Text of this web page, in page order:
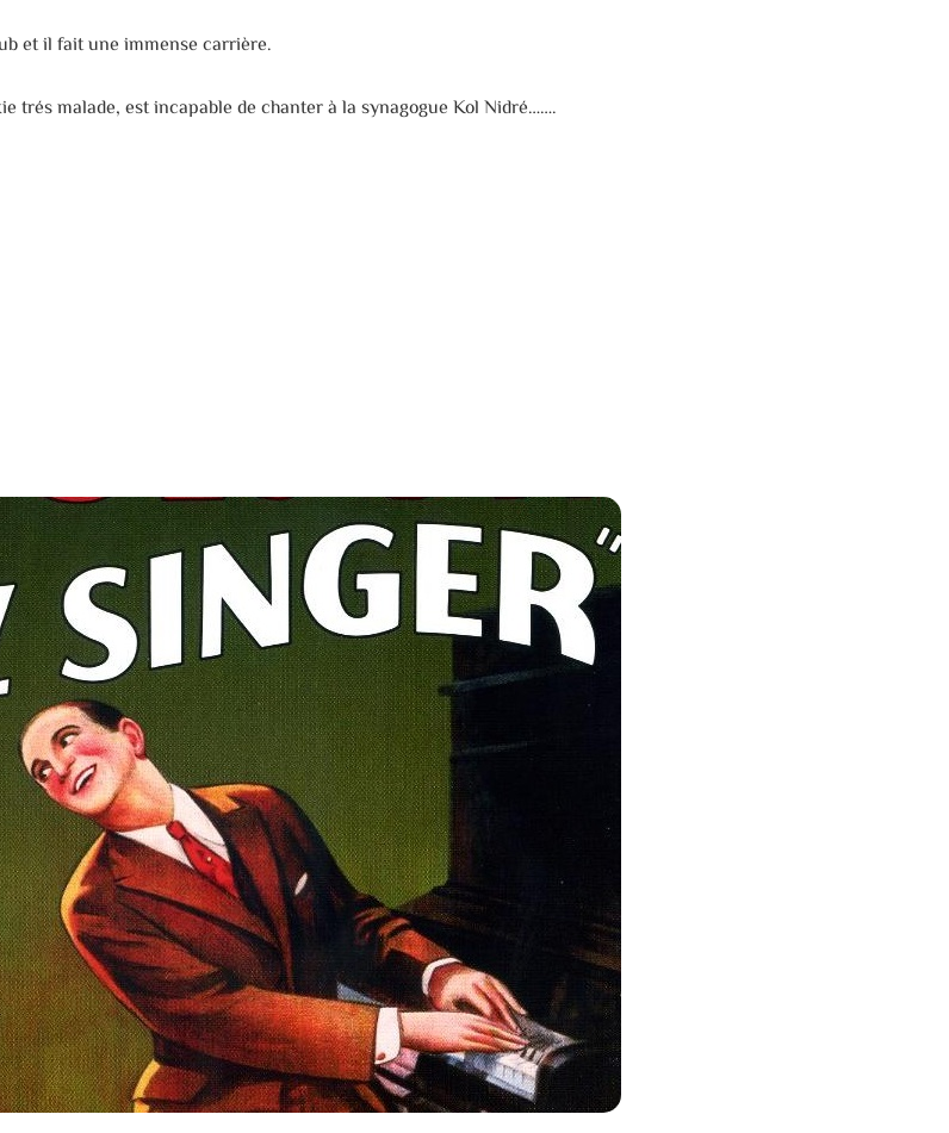
et il fait une immense carrière.
trés malade, est incapable de chanter à la synagogue Kol Nidré…….